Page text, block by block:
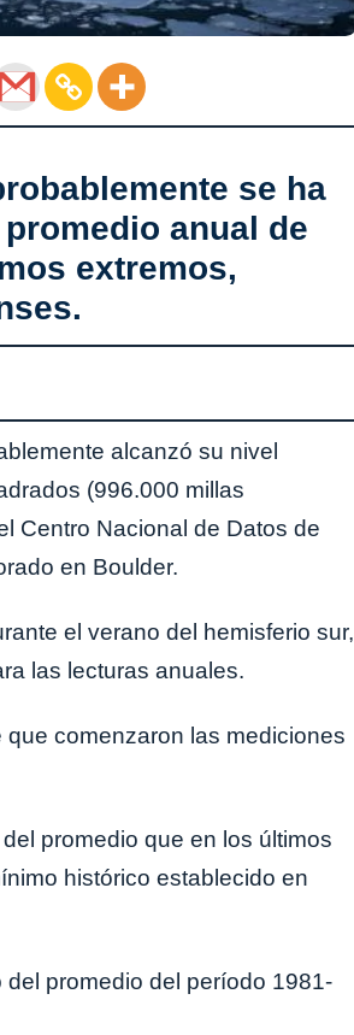
se ha
anual de
extremos,
alcanzó su nivel
(996.000 millas
Centro Nacional de Datos de
en Boulder.
el verano del hemisferio sur,
las lecturas anuales.
comenzaron las mediciones
promedio que en los últimos
histórico establecido en
promedio del período 1981-